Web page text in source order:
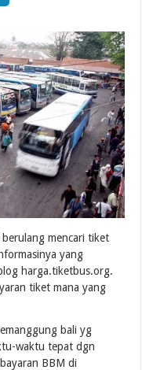
mencari tiket
yang
harga.tiketbus.org.
tiket mana yang
bali yg
waktu tepat dgn
BBM di